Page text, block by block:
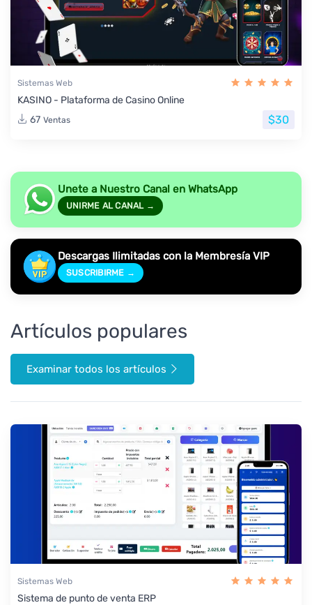
Sistemas Web
KASINO - Plataforma de Casino Online
67 Ventas $30
Unete a Nuestro Canal en WhatsApp
UNIRME AL CANAL →
Descargas Ilimitadas con la Membresía VIP
SUSCRIBIRME →
Artículos populares
Examinar todos los artículos
Sistemas Web
Sistema de punto de venta ERP